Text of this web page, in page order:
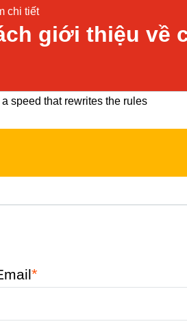
chi tiết
giới thiệu về
speed that rewrites the rules
*